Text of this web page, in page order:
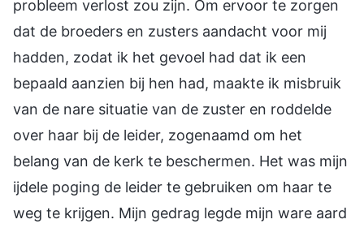
probleem verlost zou zijn. Om ervoor te zorgen
dat de broeders en zusters aandacht voor mij
hadden, zodat ik het gevoel had dat ik een
bepaald aanzien bij hen had, maakte ik misbruik
van de nare situatie van de zuster en roddelde
over haar bij de leider, zogenaamd om het
belang van de kerk te beschermen. Het was mijn
ijdele poging de leider te gebruiken om haar te
weg te krijgen. Mijn gedrag legde mijn ware aard